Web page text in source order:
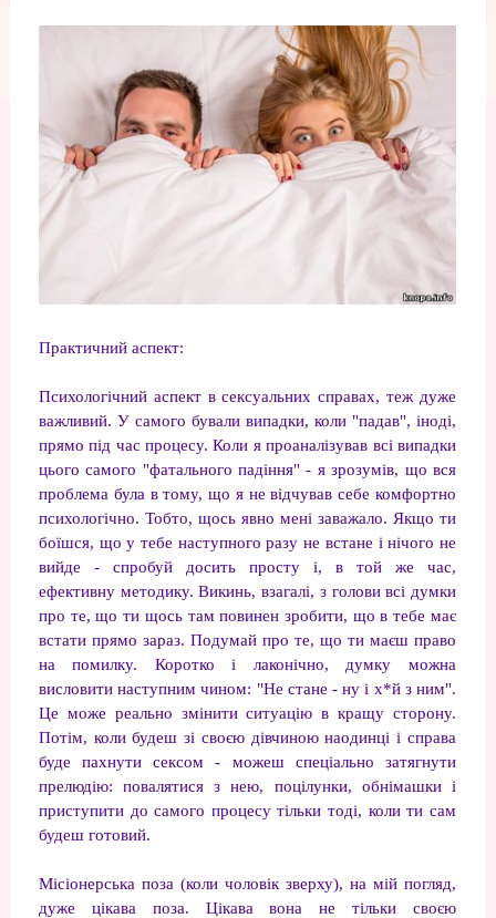
Практичний аспект:
Психологічний аспект в сексуальних справах, теж дуже
важливий. У самого бували випадки, коли "падав", іноді,
прямо під час процесу. Коли я проаналізував всі випадки
цього самого "фатального падіння" - я зрозумів, що вся
проблема була в тому, що я не відчував себе комфортно
психологічно. Тобто, щось явно мені заважало. Якщо ти
боїшся, що у тебе наступного разу не встане і нічого не
вийде - спробуй досить просту і, в той же час,
ефективну методику. Викинь, взагалі, з голови всі думки
про те, що ти щось там повинен зробити, що в тебе має
встати прямо зараз. Подумай про те, що ти маєш право
на помилку. Коротко і лаконічно, думку можна
висловити наступним чином: "Не стане - ну і х*й з ним".
Це може реально змінити ситуацію в кращу сторону.
Потім, коли будеш зі своєю дівчиною наодинці і справа
буде пахнути сексом - можеш спеціально затягнути
прелюдію: повалятися з нею, поцілунки, обнімашки і
приступити до самого процесу тільки тоді, коли ти сам
будеш готовий.
Місіонерська поза (коли чоловік зверху), на мій погляд,
дуже цікава поза. Цікава вона не тільки своєю